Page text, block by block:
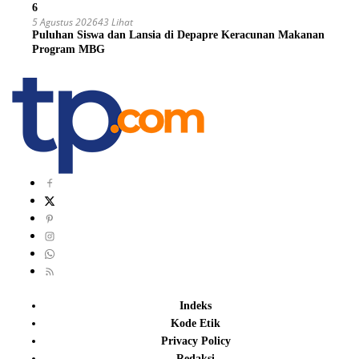
6
5 Agustus 202643 Lihat
Puluhan Siswa dan Lansia di Depapre Keracunan Makanan
Program MBG
Indeks
Kode Etik
Privacy Policy